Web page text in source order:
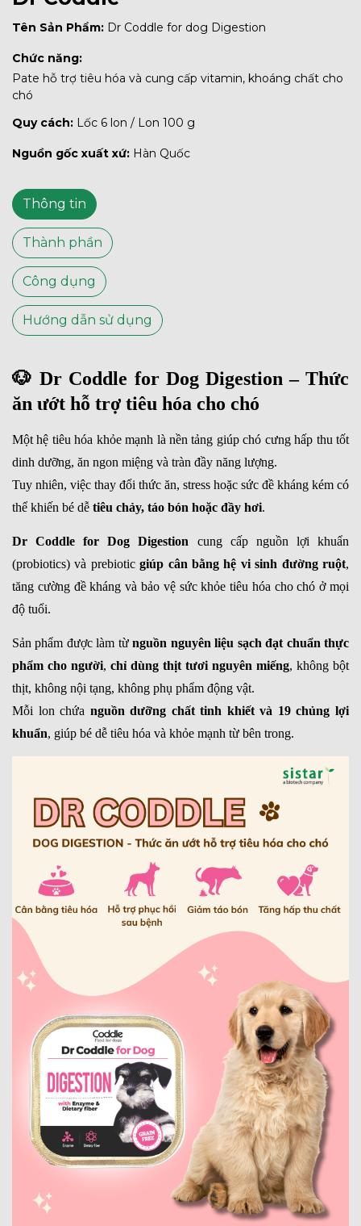
Tên Sản Phẩm: Dr Coddle for dog Digestion
Chức năng:
Pate hỗ trợ tiêu hóa và cung cấp vitamin, khoáng chất cho
chó
Quy cách: Lốc 6 lon / Lon 100 g
Nguồn gốc xuất xứ: Hàn Quốc
Thông tin
Thành phần
Công dụng
Hướng dẫn sử dụng
🐶 Dr Coddle for DogDigestion– Thức
ăn ướt hỗ trợ tiêu hóa cho chó
Một hệ tiêu hóa khỏe mạnh là nền tảng giúp chó cưng hấp thu tốt
dinh dưỡng, ăn ngon miệng và tràn đầy năng lượng.
Tuy nhiên, việc thay đổi thức ăn, stress hoặc sức đề kháng kém có
thể khiến bé dễ tiêu chảy, táo bón hoặc đầy hơi.
Dr Coddle for Dog Digestion cung cấp
nguồn lợi khuẩn
(probiotics) và prebioticgiúp cân bằng hệ vi sinh đường ruột,
tăng cường đề kháng và bảo vệ sức khỏe tiêu hóa cho chó ở mọi
độ tuổi.
Sản phẩm được làm từnguồn nguyên liệu sạch đạt chuẩn thực
phẩm cho người, chỉ dùng thịt tươi nguyên miếng, không bột
thịt, không nội tạng, không phụ phẩm động vật.
Mỗi lon chứa nguồn dưỡng chất tinh khiết và 19 chủnglợi
khuẩn, giúp bé dễ tiêu hóa và khỏe mạnh từ bên trong.